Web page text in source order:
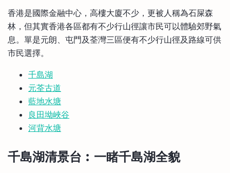
比較各種最優惠信用卡
商業解決方案
企業服務
香港是國際金融中心，高樓大廈不少，更被人稱為石屎森
林，但其實香港各區都有不少行山徑讓市民可以體驗郊野氣
息。單是元朗、屯門及荃灣三區便有不少行山徑及路線可供
市民選擇。
千島湖
元荃古道
藍地水塘
良田坳峽谷
河背水塘
千島湖清景台︰一睹千島湖全貌